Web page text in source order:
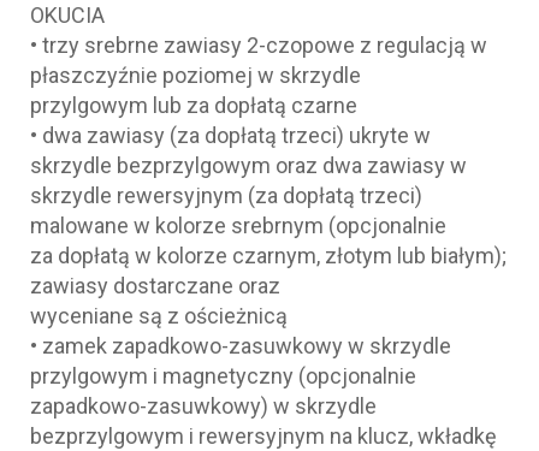
OKUCIA
• trzy srebrne zawiasy 2-czopowe z regulacją w
płaszczyźnie poziomej w skrzydle
przylgowym lub za dopłatą czarne
• dwa zawiasy (za dopłatą trzeci) ukryte w
skrzydle bezprzylgowym oraz dwa zawiasy w
skrzydle rewersyjnym (za dopłatą trzeci)
malowane w kolorze srebrnym (opcjonalnie
za dopłatą w kolorze czarnym, złotym lub białym);
zawiasy dostarczane oraz
wyceniane są z ościeżnicą
• zamek zapadkowo-zasuwkowy w skrzydle
przylgowym i magnetyczny (opcjonalnie
zapadkowo-zasuwkowy) w skrzydle
bezprzylgowym i rewersyjnym na klucz, wkładkę